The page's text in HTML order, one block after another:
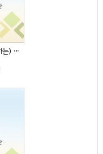
(한 권으로 이해하는) 원자·소립자·양자의 세계